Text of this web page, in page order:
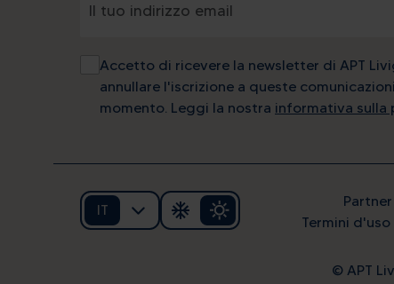
Accetto di ricevere la newsletter di APT
annullare l'iscrizione a queste
momento. Leggi la nostra informativa sulla
IT
Partner
Termini d'uso
© APT